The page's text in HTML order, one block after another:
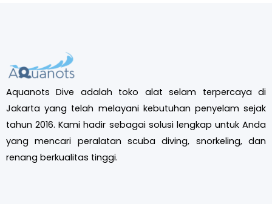
Aquanots Dive adalah toko alat selam terpercaya di
Jakarta yang telah melayani kebutuhan penyelam sejak
tahun 2016. Kami hadir sebagai solusi lengkap untuk Anda
yang mencari peralatan scuba diving, snorkeling, dan
renang berkualitas tinggi.